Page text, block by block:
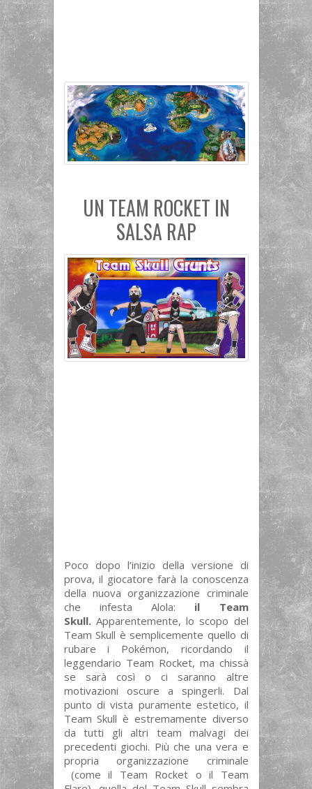
UN TEAM ROCKET IN
SALSA RAP
Poco dopo l’inizio della versione di
prova, il giocatore farà la conoscenza
della nuova organizzazione criminale
che infesta Alola: il Team
Skull. Apparentemente, lo scopo del
Team Skull è semplicemente quello di
rubare i Pokémon, ricordando il
leggendario Team Rocket, ma chissà
se sarà così o ci saranno altre
motivazioni oscure a spingerli. Dal
punto di vista puramente estetico, il
Team Skull è estremamente diverso
da tutti gli altri team malvagi dei
precedenti giochi. Più che una vera e
propria organizzazione criminale
(come il Team Rocket o il Team